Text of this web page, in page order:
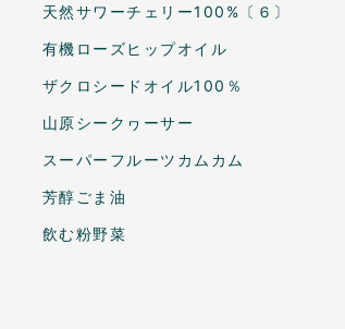
天然サワーチェリー100%〔６〕
有機ローズヒップオイル
ザクロシードオイル100％
山原シークヮーサー
スーパーフルーツカムカム
芳醇ごま油
飲む粉野菜